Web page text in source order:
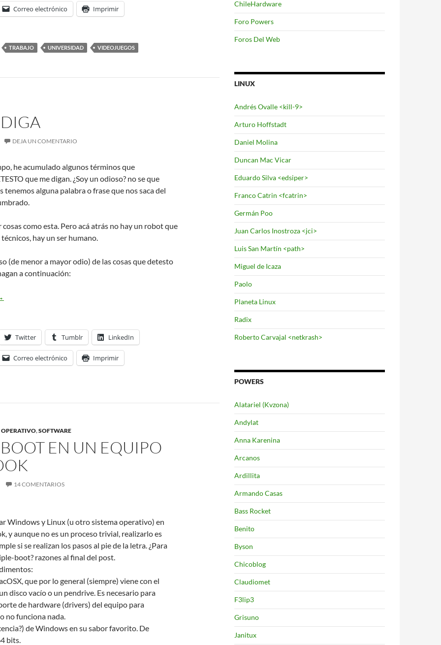
Correo electrónico Imprimir
TRABAJO UNIVERSIDAD VIDEOJUEGOS
DEJA UN COMENTARIO
he acumulado algunos términos que
que me digan. ¿Soy un odioso? no se que
alguna palabra o frase que nos saca del
como esta. Pero acá atrás no hay un robot que
hay un ser humano.
(de menor a mayor odio) de las cosas que detesto
a continuación:
me diga
Twitter Tumblr LinkedIn
Correo electrónico Imprimir
OPERATIVO,SOFTWARE
EN UN EQUIPO
14 COMENTARIOS
Windows y Linux (u otro sistema operativo) en
y aunque no es un proceso trivial, realizarlo es
si se realizan los pasos al pie de la letra. ¿Para
boot? razones al final del post.
que por lo general (siempre) viene con el
disco vacío o un pendrive. Es necesario para
de hardware (drivers) del equipo para
no funciona nada.
de Windows en su sabor favorito. De
bits.
ChileHardware
Foro Powers
Foros Del Web
LINUX
Andrés Ovalle <kill-9>
Arturo Hoffstadt
Daniel Molina
Duncan Mac Vicar
Eduardo Silva <edsiper>
Franco Catrin <fcatrin>
Germán Poo
Juan Carlos Inostroza <jci>
Luis San Martín <path>
Miguel de Icaza
Paolo
Planeta Linux
Radix
Roberto Carvajal <netkrash>
POWERS
Alatariel (Kvzona)
Andylat
Anna Karenina
Arcanos
Ardillita
Armando Casas
Bass Rocket
Benito
Byson
Chicoblog
Claudiomet
F3lip3
Grisuno
Janitux